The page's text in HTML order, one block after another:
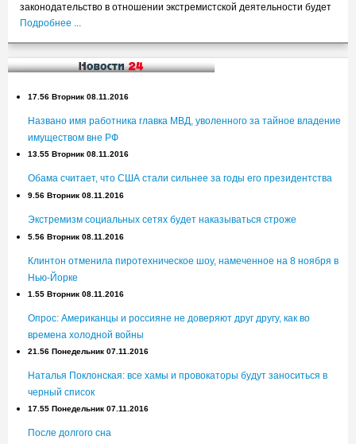
законодательство в отношении экстремистской деятельности будет
Подробнее ...
17.56 Вторник 08.11.2016
Названо имя работника главка МВД, уволенного за тайное владение
имуществом вне РФ
13.55 Вторник 08.11.2016
Обама считает, что США стали сильнее за годы его президентства
9.56 Вторник 08.11.2016
Экстремизм социальных сетях будет наказываться строже
5.56 Вторник 08.11.2016
Клинтон отменила пиротехническое шоу, намеченное на 8 ноября в
Нью-Йорке
1.55 Вторник 08.11.2016
Опрос: Американцы и россияне не доверяют друг другу, как во
времена холодной войны
21.56 Понедельник 07.11.2016
Наталья Поклонская: все хамы и провокаторы будут заноситься в
черный список
17.55 Понедельник 07.11.2016
После долгого сна